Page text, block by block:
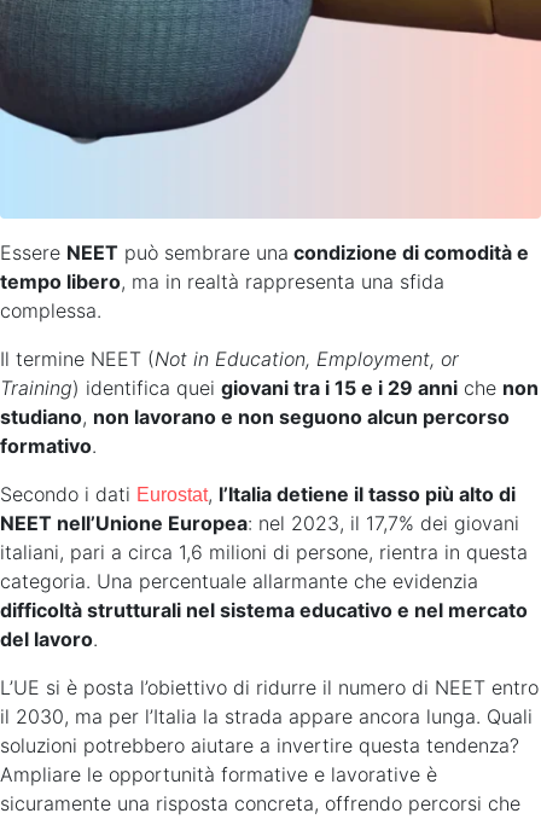
Essere NEET può sembrare una condizione di comodità e
tempo libero, ma in realtà rappresenta una sfida
complessa.
Il termine NEET (Not in Education, Employment, or
Training) identifica quei giovani tra i 15 e i 29 anni che non
studiano, non lavorano e non seguono alcun percorso
formativo.
Secondo i dati Eurostat, l’Italia detiene il tasso più alto di
NEET nell’Unione Europea: nel 2023, il 17,7% dei giovani
italiani, pari a circa 1,6 milioni di persone, rientra in questa
categoria. Una percentuale allarmante che evidenzia
difficoltà strutturali nel sistema educativo e nel mercato
del lavoro.
L’UE si è posta l’obiettivo di ridurre il numero di NEET entro
il 2030, ma per l’Italia la strada appare ancora lunga. Quali
soluzioni potrebbero aiutare a invertire questa tendenza?
Ampliare le opportunità formative e lavorative è
sicuramente una risposta concreta, offrendo percorsi che